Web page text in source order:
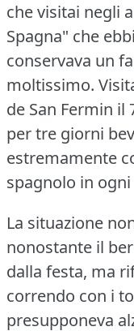
che visitai negli
Spagna" che
conservava un
moltissimo.
de San Fermin il
per tre giorni
estremamente
spagnolo in
La situazione
nonostante il
dalla festa, ma
correndo con i
presupponeva